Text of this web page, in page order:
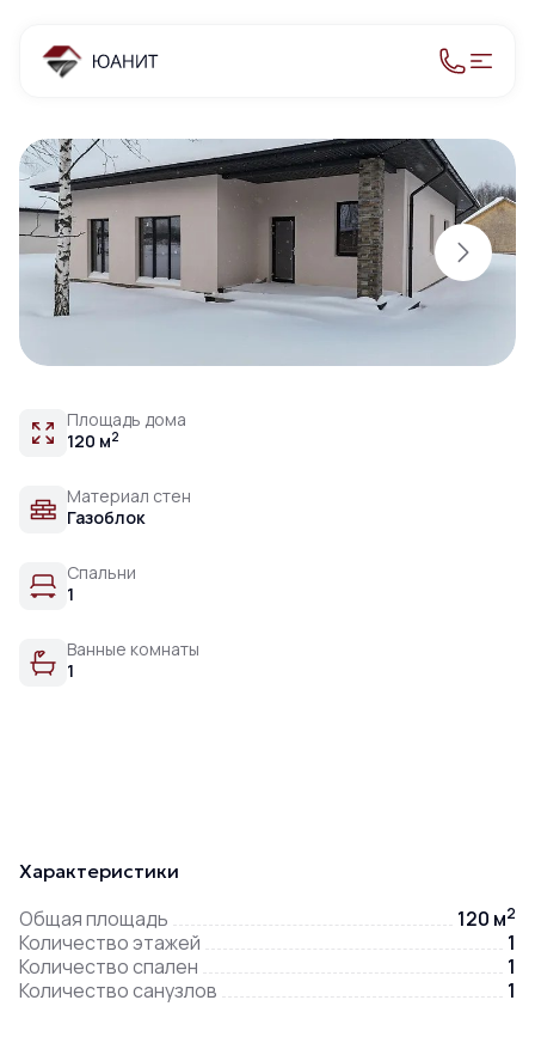
Площадь дома
120 м2
Материал стен
Газоблок
Спальни
1
Ванные комнаты
1
Характеристики
Общая площадь 120 м2
Количество этажей
1
Количество спален
1
Количество санузлов
1